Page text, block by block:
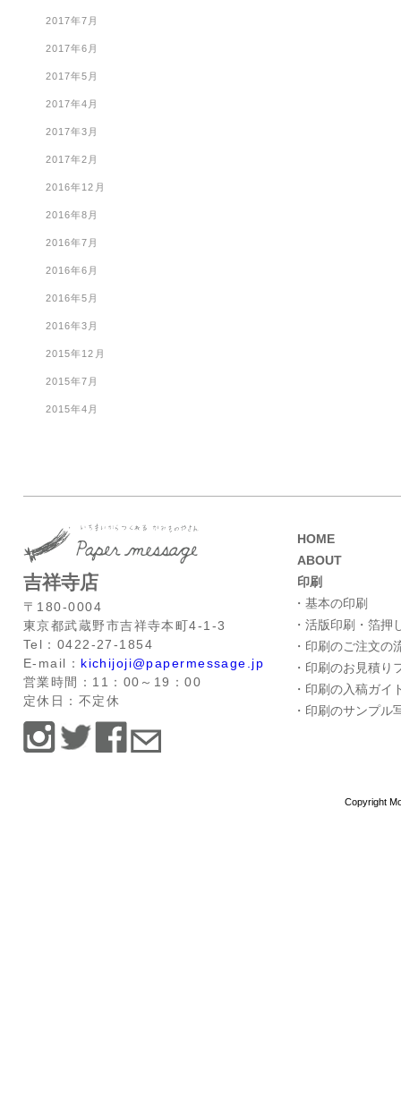
2017年7月
2017年6月
2017年5月
2017年4月
2017年3月
2017年2月
2016年12月
2016年8月
2016年7月
2016年6月
2016年5月
2016年3月
2015年12月
2015年7月
2015年4月
吉祥寺店
〒180-0004
東京都武蔵野市吉祥寺本町4-1-3
Tel：0422-27-1854
E-mail： kichijoji@papermessage.jp
営業時間：11：00～19：00
定休日：不定休
HOME
ABOUT
印刷
・基本の印刷
・活版印刷・箔押
・印刷のご注文の
・印刷のお見積り
・印刷の入稿ガイ
・印刷のサンプル
Copyright